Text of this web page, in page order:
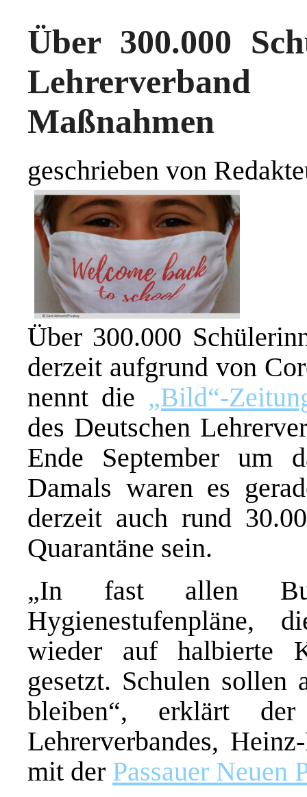
Über 300.000
Maßnahmen
geschrieben von
Über 300.000
derzeit aufgrund von
nennt die „Bild“-
des Deutschen
Ende September um
Damals waren es
derzeit auch rund
Quarantäne sein.
„In fast allen
Hygienestufenpläne,
wieder auf halbierte
gesetzt. Schulen sollen
bleiben“, erklärt
Lehrerverbandes,
mit der Passauer Neuen